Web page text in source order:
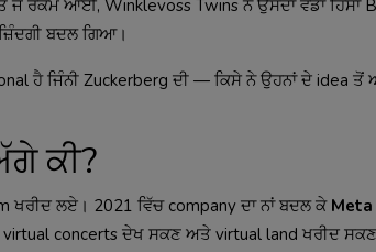
ਜੋ ਰਕਮ ਆਈ, Winklevoss Twins ਨੇ ਉਸਦਾ ਵੱਡਾ ਹਿੱਸਾ
ਬਦਲ ਗਿਆ।
ਹੈ ਜਿੰਨੀ Zuckerberg ਦੀ — ਕਿਸੇ ਨੇ ਉਹਨਾਂ ਦੇ idea ਤੋਂ
ਕੀ?
ਖਰੀਦ ਲਏ। 2021 ਵਿੱਚ company ਦਾ ਨਾਂ ਬਦਲ ਕੇ Meta
concerts ਦੇਖ ਸਕਣ ਅਤੇ virtual land ਖਰੀਦ